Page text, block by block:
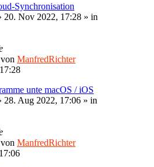
Synchronisation
20. Nov 2022, 17:28 » in
von ManfredRichter
unte macOS / iOS
28. Aug 2022, 17:06 » in
von ManfredRichter